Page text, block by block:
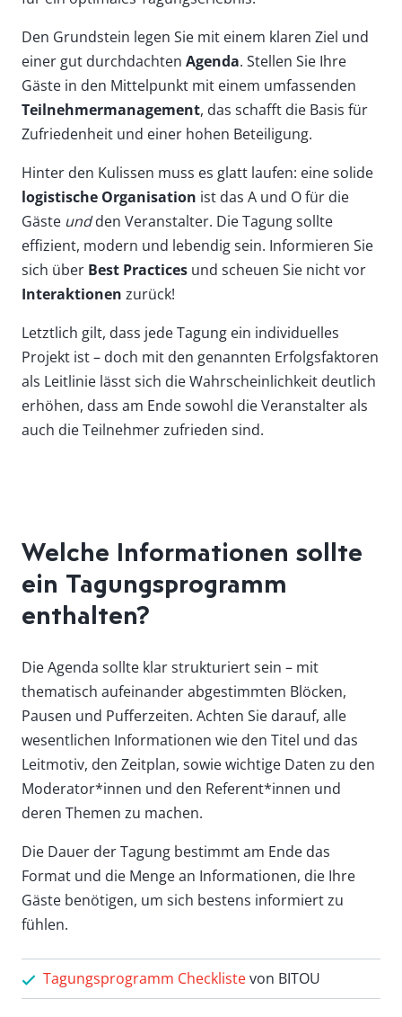
Den Grundstein legen Sie mit einem klaren Ziel und
einer gut durchdachten Agenda. Stellen Sie Ihre
Gäste in den Mittelpunkt mit einem umfassenden
Teilnehmermanagement, das schafft die Basis für
Zufriedenheit und einer hohen Beteiligung.
Hinter den Kulissen muss es glatt laufen: eine solide
logistische Organisation ist das A und O für die
Gäste undden Veranstalter. Die Tagung sollte
effizient, modern und lebendig sein. Informieren Sie
sich über Best Practices und scheuen Sie nicht vor
Interaktionen zurück!
Letztlich gilt, dass jede Tagung ein individuelles
Projekt ist – doch mit den genannten Erfolgsfaktoren
als Leitlinie lässt sich die Wahrscheinlichkeit deutlich
erhöhen, dass am Ende sowohl die Veranstalter als
auch die Teilnehmer zufrieden sind.
Welche Informationen sollte
ein Tagungsprogramm
enthalten?
Die Agenda sollte klar strukturiert sein – mit
thematisch aufeinander abgestimmten Blöcken,
Pausen und Pufferzeiten. Achten Sie darauf, alle
wesentlichen Informationen wie den Titel und das
Leitmotiv, den Zeitplan, sowie wichtige Daten zu den
Moderator*innen und den Referent*innen und
deren Themen zu machen.
Die Dauer der Tagung bestimmt am Ende das
Format und die Menge an Informationen, die Ihre
Gäste benötigen, um sich bestens informiert zu
fühlen.
Tagungsprogramm Checklistevon BITOU